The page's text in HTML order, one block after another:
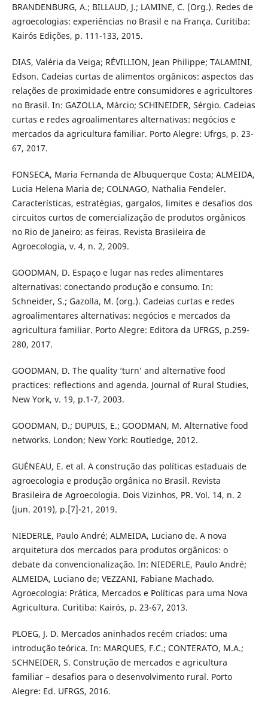
BRANDENBURG, A.; BILLAUD, J.; LAMINE, C. (Org.). Redes de
agroecologias: experiências no Brasil e na França. Curitiba:
Kairós Edições, p. 111-133, 2015.
DIAS, Valéria da Veiga; RÉVILLION, Jean Philippe; TALAMINI,
Edson. Cadeias curtas de alimentos orgânicos: aspectos das
relações de proximidade entre consumidores e agricultores
no Brasil. In: GAZOLLA, Márcio; SCHINEIDER, Sérgio. Cadeias
curtas e redes agroalimentares alternativas: negócios e
mercados da agricultura familiar. Porto Alegre: Ufrgs, p. 23-
67, 2017.
FONSECA, Maria Fernanda de Albuquerque Costa; ALMEIDA,
Lucia Helena Maria de; COLNAGO, Nathalia Fendeler.
Características, estratégias, gargalos, limites e desafios dos
circuitos curtos de comercialização de produtos orgânicos
no Rio de Janeiro: as feiras. Revista Brasileira de
Agroecologia, v. 4, n. 2, 2009.
GOODMAN, D. Espaço e lugar nas redes alimentares
alternativas: conectando produção e consumo. In:
Schneider, S.; Gazolla, M. (org.). Cadeias curtas e redes
agroalimentares alternativas: negócios e mercados da
agricultura familiar. Porto Alegre: Editora da UFRGS, p.259-
280, 2017.
GOODMAN, D. The quality ‘turn’ and alternative food
practices: reflections and agenda. Journal of Rural Studies,
New York, v. 19, p.1-7, 2003.
GOODMAN, D.; DUPUIS, E.; GOODMAN, M. Alternative food
networks. London; New York: Routledge, 2012.
GUÉNEAU, E. et al. A construção das políticas estaduais de
agroecologia e produção orgânica no Brasil. Revista
Brasileira de Agroecologia. Dois Vizinhos, PR. Vol. 14, n. 2
(jun. 2019), p.[7]-21, 2019.
NIEDERLE, Paulo André; ALMEIDA, Luciano de. A nova
arquitetura dos mercados para produtos orgânicos: o
debate da convencionalização. In: NIEDERLE, Paulo André;
ALMEIDA, Luciano de; VEZZANI, Fabiane Machado.
Agroecologia: Prática, Mercados e Políticas para uma Nova
Agricultura. Curitiba: Kairós, p. 23-67, 2013.
PLOEG, J. D. Mercados aninhados recém criados: uma
introdução teórica. In: MARQUES, F.C.; CONTERATO, M.A.;
SCHNEIDER, S. Construção de mercados e agricultura
familiar – desafios para o desenvolvimento rural. Porto
Alegre: Ed. UFRGS, 2016.